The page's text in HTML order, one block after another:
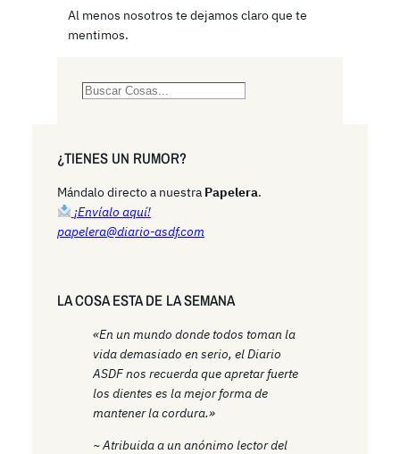
Al menos nosotros te dejamos claro que te
mentimos.
S
r
h
¿TIENES UN RUMOR?
Mándalo directo a nuestra Papelera.
¡Envíalo aquí!
papelera@diario-asdf.com
LA COSA ESTA DE LA SEMANA
«En un mundo donde todos toman la
vida demasiado en serio, el Diario
ASDF nos recuerda que apretar fuerte
los dientes es la mejor forma de
mantener la cordura.»
~ Atribuida a un anónimo lector del